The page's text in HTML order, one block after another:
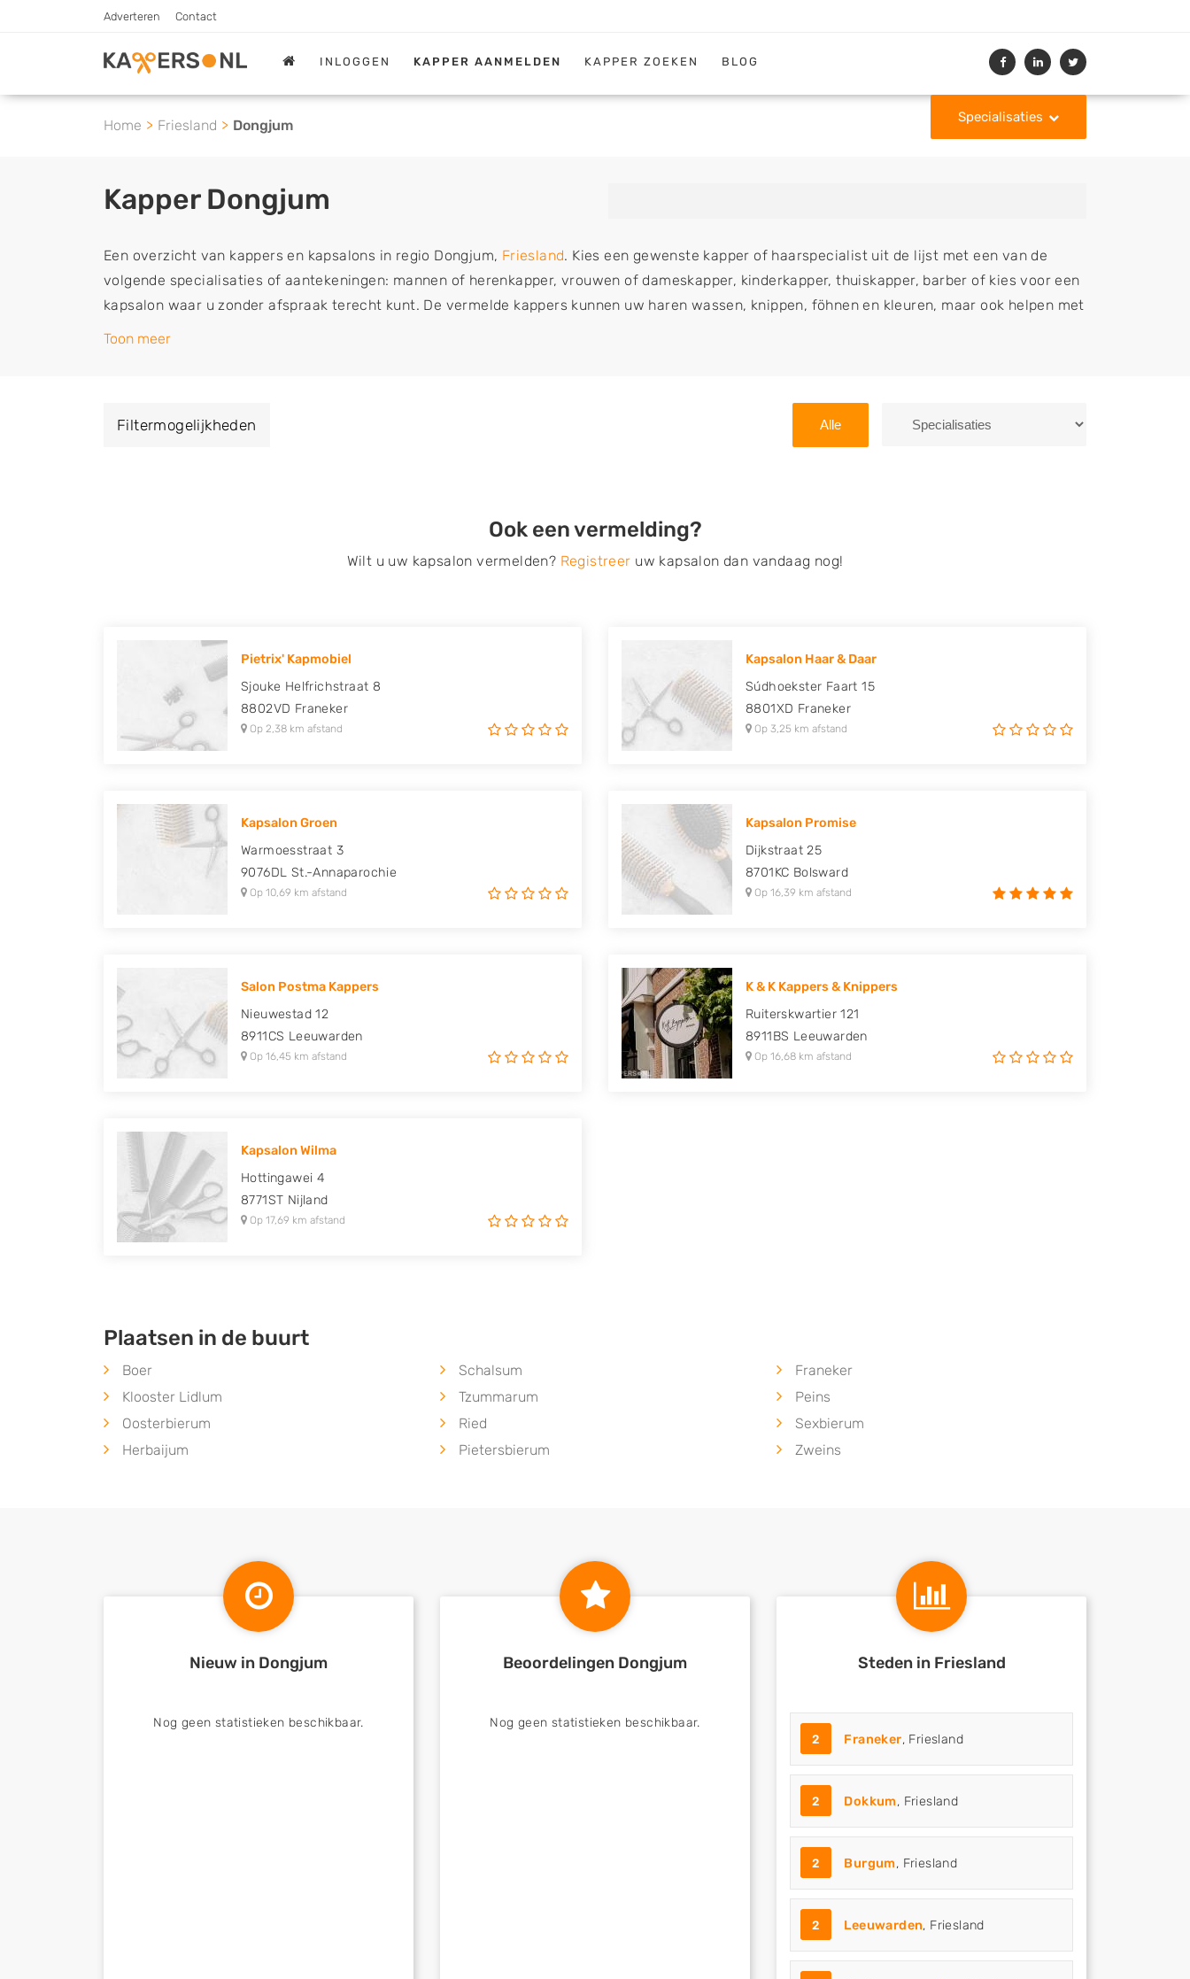
Adverteren Contact
INLOGGEN KAPPER AANMELDEN KAPPER ZOEKEN BLOG
Specialisaties
Home Friesland Dongjum
Kapper Dongjum
Een overzicht van kappers en kapsalons in regio Dongjum, Friesland. Kies een gewenste kapper of haarspecialist uit de lijst met een van de
volgende specialisaties of aantekeningen: mannen of herenkapper, vrouwen of dameskapper, kinderkapper, thuiskapper, barber of kies voor een
kapsalon waar u zonder afspraak terecht kunt. De vermelde kappers kunnen uw haren wassen, knippen, föhnen en kleuren, maar ook helpen met
extensions, balyage, invlechten, opsteken, weave, een keratinebehandeling, een permanent, een bruidkapsel, make-up & visagie, epileren,
Toon meer
Filtermogelijkheden Alle
Ook een vermelding?
Wilt u uw kapsalon vermelden? Registreer uw kapsalon dan vandaag nog!
Pietrix' Kapmobiel
Sjouke Helfrichstraat 8
8802VD Franeker
Op 2,38 km afstand
Kapsalon Haar & Daar
Súdhoekster Faart 15
8801XD Franeker
Op 3,25 km afstand
Kapsalon Groen
Warmoesstraat 3
9076DL St.-Annaparochie
Op 10,69 km afstand
Kapsalon Promise
Dijkstraat 25
8701KC Bolsward
Op 16,39 km afstand
Salon Postma Kappers
Nieuwestad 12
8911CS Leeuwarden
Op 16,45 km afstand
K & K Kappers & Knippers
Ruiterskwartier 121
8911BS Leeuwarden
Op 16,68 km afstand
Kapsalon Wilma
Hottingawei 4
8771ST Nijland
Op 17,69 km afstand
Plaatsen in de buurt
Boer Schalsum
Franeker
Klooster Lidlum
Tzummarum
Peins
Oosterbierum
Ried
Sexbierum
Herbaijum
Pietersbierum Zweins
Nieuw in Dongjum
Nog geen statistieken beschikbaar.
Beoordelingen Dongjum
Nog geen statistieken beschikbaar.
Steden in Friesland
2 Franeker, Friesland
2 Dokkum, Friesland
2 Burgum, Friesland
2 Leeuwarden, Friesland